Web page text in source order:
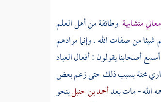
متشابهة وطائفة من أهل العلم
شيئا من صفات الله . وإنما مرادهم
أصحابنا يقولون : أفعال العباد
محنة بسبب ذلك حتى زعم بعض
الله - مات بعدأحمد بن حنبلبنحو